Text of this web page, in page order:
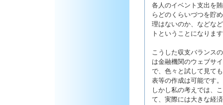
各人のイベント支出を
らどのくらいづつを貯
理はないのか、などな
トということになりま
こうした収支バランス
は金融機関のウェブサ
で、色々と試して見て
表等の作成は可能です。
しかし私の考えでは、
て、実際には大きな経